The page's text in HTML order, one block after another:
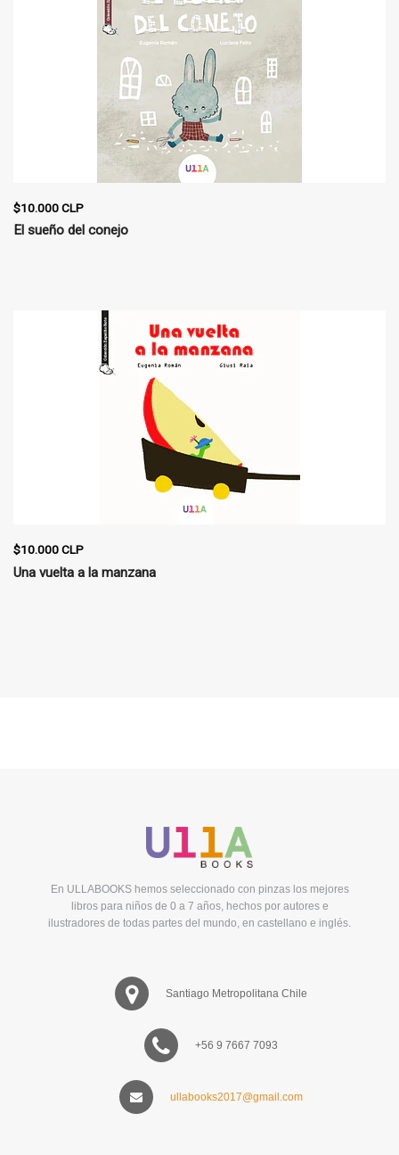
$10.000 CLP
El sueño del conejo
$10.000 CLP
Una vuelta a la manzana
En ULLABOOKS hemos seleccionado con pinzas los mejores
libros para niños de 0 a 7 años, hechos por autores e
ilustradores de todas partes del mundo, en castellano e inglés.
Santiago Metropolitana Chile
+56 9 7667 7093
ullabooks2017@gmail.com